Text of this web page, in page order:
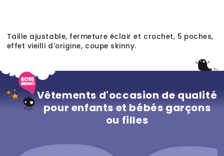
Taille ajustable, fermeture éclair et crochet, 5 poches,
effet vieilli d'origine, coupe skinny.
Vêtements d'occasion de qualité
pour enfants et bébés garçons
ou filles